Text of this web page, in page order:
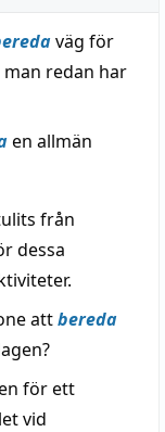
väg för
redan har
en allmän
från
dessa
attbereda
för ett
vid